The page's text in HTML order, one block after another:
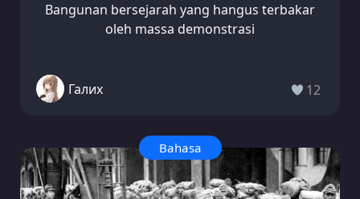
Bangunan bersejarah yang hangus terbakar
oleh massa demonstrasi
Галих 12
Bahasa